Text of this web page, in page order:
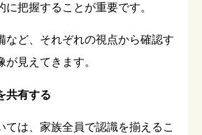
に把握することが重要です。
など、それぞれの視点から確認す
見えてきます。
共有する
ては、家族全員で認識を揃えるこ